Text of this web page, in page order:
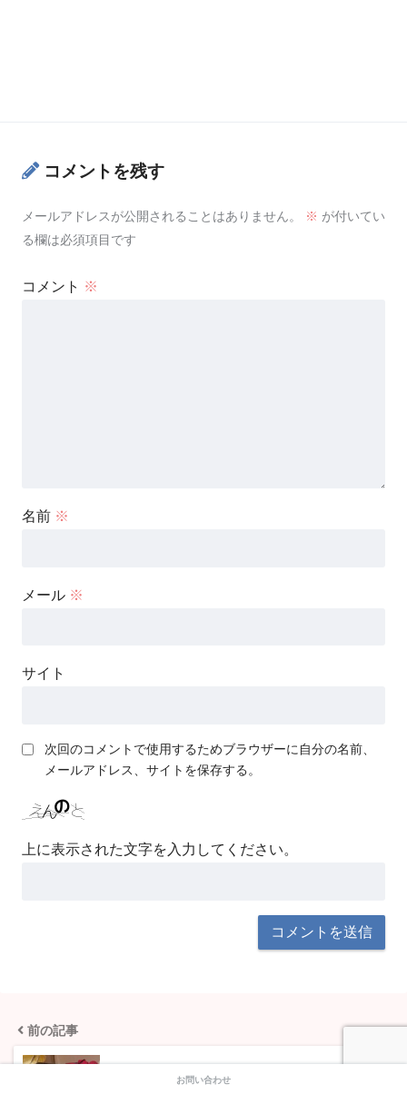
コメントを残す
メールアドレスが公開されることはありません。 ※ が付いてい
る欄は必須項目です
コメント ※
名前 ※
メール ※
サイト
次回のコメントで使用するためブラウザーに自分の名前、
メールアドレス、サイトを保存する。
上に表示された文字を入力してください。
前の記事
キャベツで、わしわし食べる焼肉【肉流通セン
お問い合わせ